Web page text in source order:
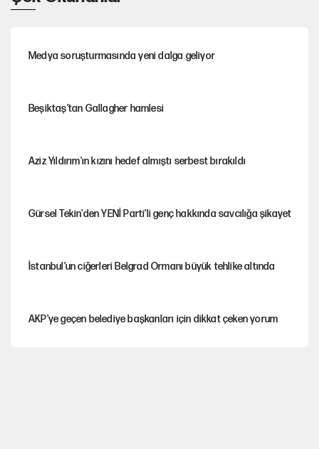
Medya soruşturmasında yeni dalga geliyor
Beşiktaş’tan Gallagher hamlesi
Aziz Yıldırım'ın kızını hedef almıştı serbest bırakıldı
Gürsel Tekin'den YENİ Parti’li genç hakkında savcılığa şikayet
İstanbul’un ciğerleri Belgrad Ormanı büyük tehlike altında
AKP’ye geçen belediye başkanları için dikkat çeken yorum